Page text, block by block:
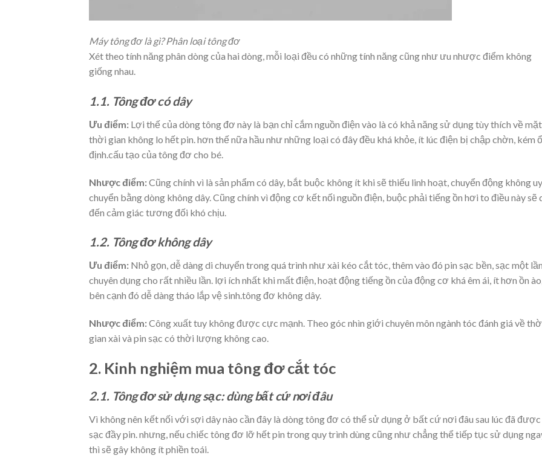
Máy tông đơ là gì? Phân loại tông đơ
Xét theo tính năng phân dòng của hai dòng, mỗi loại đều có những tính năng cũng như ưu nhược điểm không
giống nhau.
1.1. Tông đơ có dây
Ưu điểm: Lợi thế của dòng tông đơ này là bạn chỉ cắm nguồn điện vào là có khả năng sử dụng tùy thích về mặt
thời gian không lo hết pin. hơn thế nữa hầu như những loại có đây đều khá khỏe, ít lúc điện bị chập chờn, kém
định.cấu tạo của tông đơ cho bé.
Nhược điểm:Cũng chính vì là sản phẩm có dây, bắt buộc không ít khi sẽ thiếu linh hoạt, chuyển động không
chuyển bằng dòng không dây. Cũng chính vì động cơ kết nối nguồn điện, buộc phải tiếng ồn hơi to điều này sẽ
đến cảm giác tương đối khó chịu.
1.2. Tông đơ không dây
Ưu điểm: Nhỏ gọn, dễ dàng di chuyển trong quá trình như xài kéo cắt tóc, thêm vào đó pin sạc bền, sạc một lần
chuyên dụng cho rất nhiều lần. lợi ích nhất khi mất điện, hoạt động tiếng ồn của động cơ khá êm ái, ít hơn ồn
bên cạnh đó dễ dàng tháo lắp vệ sinh.tông đơ không dây.
Nhược điểm:Công xuất tuy không được cực mạnh. Theo góc nhìn giới chuyên môn ngành tóc đánh giá về
gian xài và pin sạc có thời lượng không cao.
2. Kinh nghiệm mua tông đơ cắt tóc
2.1. Tông đơ sử dụng sạc: dùng bất cứ nơi đâu
Vì không nên kết nối với sợi dây nào cần đây là dòng tông đơ có thể sử dụng ở bất cứ nơi đâu sau lúc đã được
sạc đầy pin. nhưng, nếu chiếc tông đơ lỡ hết pin trong quy trình dùng cũng như chẳng thể tiếp tục sử dụng
thì sẽ gây không ít phiền toái.